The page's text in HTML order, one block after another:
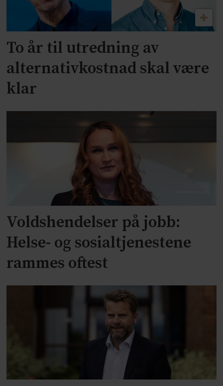
To år til utredning av
alternativkostnad skal være
klar
Voldshendelser på jobb:
Helse- og sosialtjenestene
rammes oftest